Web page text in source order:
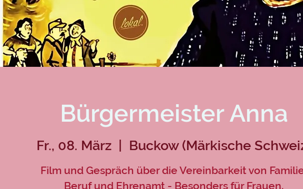
Bürgermeister Anna
Fr., 08. März Buckow (Märkische
Film und Gespräch über die Vereinbarkeit von
Beruf und Ehrenamt - Besonders für Frauen.